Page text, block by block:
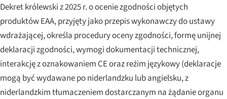
Dekret królewski z 2025 r. o ocenie zgodności objętych
produktów EAA, przyjęty jako przepis wykonawczy do ustawy
wdrażającej, określa procedury oceny zgodności, formę unijnej
deklaracji zgodności, wymogi dokumentacji technicznej,
interakcję z oznakowaniem CE oraz reżim językowy (deklaracje
mogą być wydawane po niderlandzku lub angielsku, z
niderlandzkim tłumaczeniem dostarczanym na żądanie organu